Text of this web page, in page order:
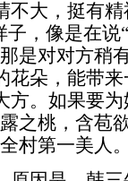
不大，挺有
子，像是在说
是对对方稍
花朵，能带
方。如果要
之桃，含苞
村第一美人